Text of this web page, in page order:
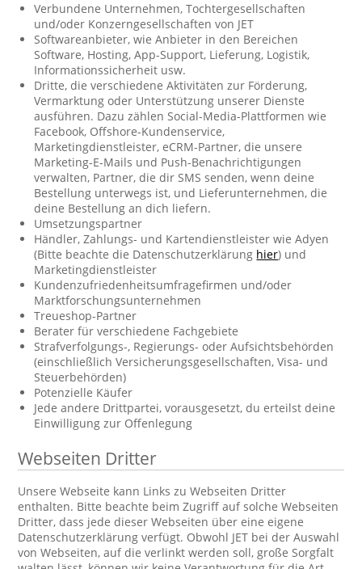
Verbundene Unternehmen, Tochtergesellschaften
und/oder Konzerngesellschaften von JET
Softwareanbieter, wie Anbieter in den Bereichen
Software, Hosting, App-Support, Lieferung, Logistik,
Informationssicherheit usw.
Dritte, die verschiedene Aktivitäten zur Förderung,
Vermarktung oder Unterstützung unserer Dienste
ausführen. Dazu zählen Social-Media-Plattformen wie
Facebook, Offshore-Kundenservice,
Marketingdienstleister, eCRM-Partner, die unsere
Marketing-E-Mails und Push-Benachrichtigungen
verwalten, Partner, die dir SMS senden, wenn deine
Bestellung unterwegs ist, und Lieferunternehmen, die
deine Bestellung an dich liefern.
Umsetzungspartner
Händler, Zahlungs- und Kartendienstleister wie Adyen
(Bitte beachte die Datenschutzerklärung hier) und
Marketingdienstleister
Kundenzufriedenheitsumfragefirmen und/oder
Marktforschungsunternehmen
Treueshop-Partner
Berater für verschiedene Fachgebiete
Strafverfolgungs-, Regierungs- oder Aufsichtsbehörden
(einschließlich Versicherungsgesellschaften, Visa- und
Steuerbehörden)
Potenzielle Käufer
Jede andere Drittpartei, vorausgesetzt, du erteilst deine
Einwilligung zur Offenlegung
Webseiten Dritter
Unsere Webseite kann Links zu Webseiten Dritter
enthalten. Bitte beachte beim Zugriff auf solche Webseiten
Dritter, dass jede dieser Webseiten über eine eigene
Datenschutzerklärung verfügt. Obwohl JET bei der Auswahl
von Webseiten, auf die verlinkt werden soll, große Sorgfalt